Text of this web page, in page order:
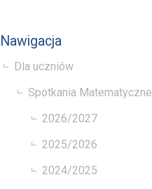
Nawigacja
Dla uczniów
Spotkania Matematyczne
2026/2027
2025/2026
2024/2025